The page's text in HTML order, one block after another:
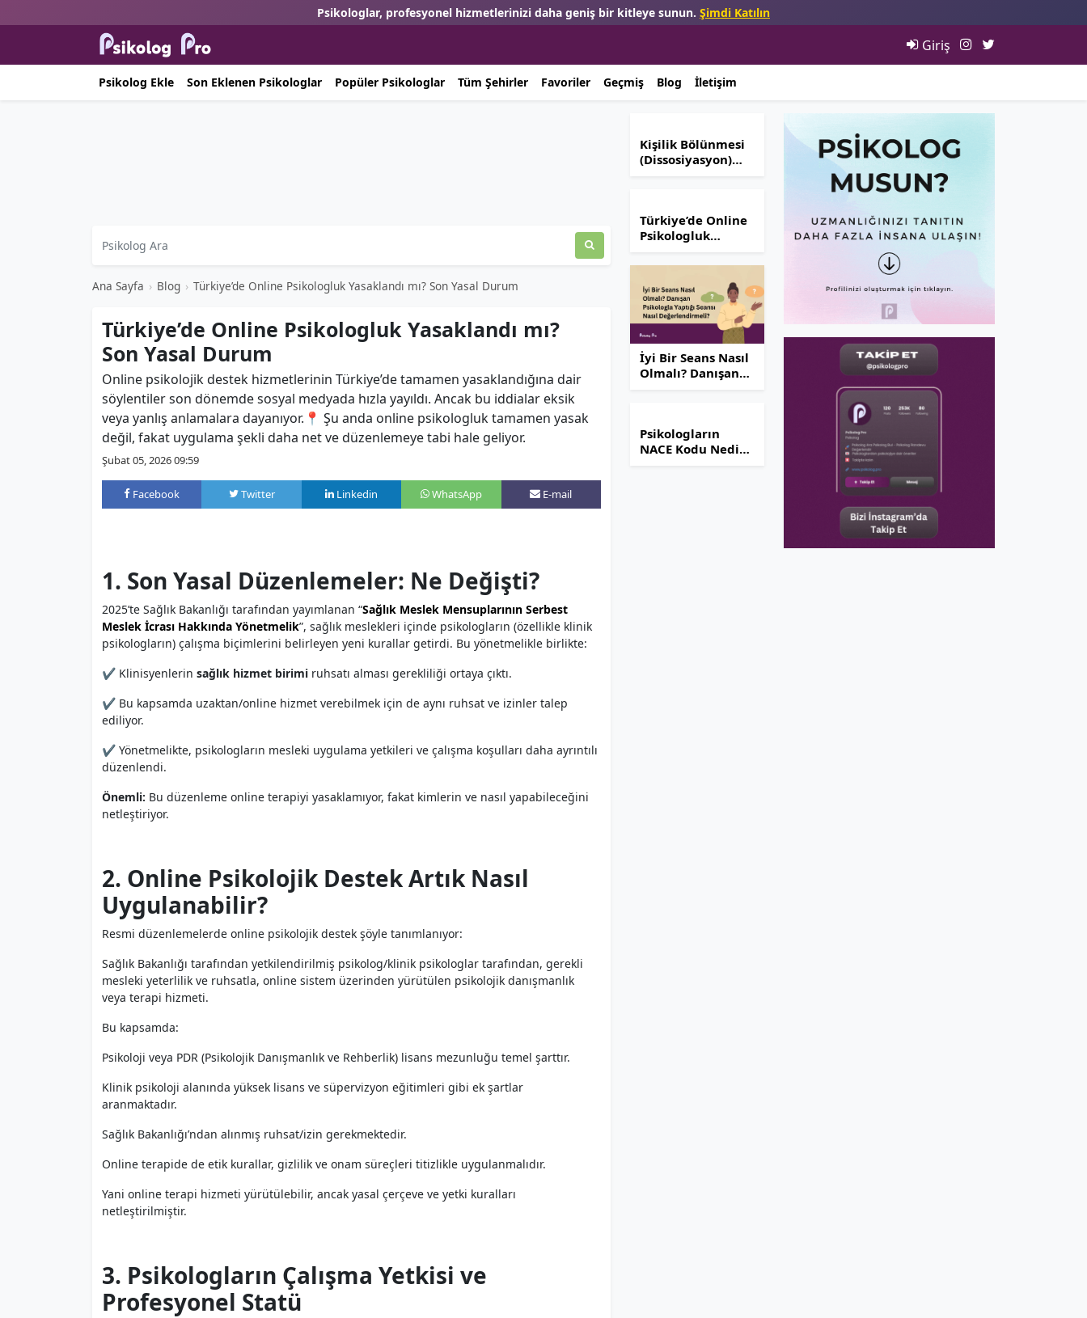
Psikologlar, profesyonel hizmetlerinizi daha geniş bir kitleye sunun. Şimdi Katılın
Giriş
Psikolog Ekle Son Eklenen Psikologlar Popüler Psikologlar Tüm Şehirler Favoriler Geçmiş Blog İletişim
Ana Sayfa › Blog › Türkiye’de Online Psikologluk Yasaklandı mı? Son Yasal Durum
Türkiye’de Online Psikologluk Yasaklandı mı?
Son Yasal Durum
Online psikolojik destek hizmetlerinin Türkiye’de tamamen yasaklandığına dair
söylentiler son dönemde sosyal medyada hızla yayıldı. Ancak bu iddialar eksik
veya yanlış anlamalara dayanıyor.📍 Şu anda online psikologluk tamamen yasak
değil, fakat uygulama şekli daha net ve düzenlemeye tabi hale geliyor.
Şubat 05, 2026 09:59
Facebook Twitter Linkedin WhatsApp E-mail
1. Son Yasal Düzenlemeler: Ne Değişti?
2025’te Sağlık Bakanlığı tarafından yayımlanan “Sağlık Meslek Mensuplarının Serbest
Meslek İcrası Hakkında Yönetmelik”, sağlık meslekleri içinde psikologların (özellikle klinik
psikologların) çalışma biçimlerini belirleyen yeni kurallar getirdi. Bu yönetmelikle birlikte:
✔ Klinisyenlerin sağlık hizmet birimi ruhsatı alması gerekliliği ortaya çıktı.
✔ Bu kapsamda uzaktan/online hizmet verebilmek için de aynı ruhsat ve izinler talep
ediliyor.
✔ Yönetmelikte, psikologların mesleki uygulama yetkileri ve çalışma koşulları daha ayrıntılı
düzenlendi.
Önemli: Bu düzenleme online terapiyi yasaklamıyor, fakat kimlerin ve nasıl yapabileceğini
netleştiriyor.
2. Online Psikolojik Destek Artık Nasıl
Uygulanabilir?
Resmi düzenlemelerde online psikolojik destek şöyle tanımlanıyor:
Sağlık Bakanlığı tarafından yetkilendirilmiş psikolog/klinik psikologlar tarafından, gerekli
mesleki yeterlilik ve ruhsatla, online sistem üzerinden yürütülen psikolojik danışmanlık
veya terapi hizmeti.
Bu kapsamda:
Psikoloji veya PDR (Psikolojik Danışmanlık ve Rehberlik) lisans mezunluğu temel şarttır.
Klinik psikoloji alanında yüksek lisans ve süpervizyon eğitimleri gibi ek şartlar
aranmaktadır.
Sağlık Bakanlığı’ndan alınmış ruhsat/izin gerekmektedir.
Online terapide de etik kurallar, gizlilik ve onam süreçleri titizlikle uygulanmalıdır.
Yani online terapi hizmeti yürütülebilir, ancak yasal çerçeve ve yetki kuralları
netleştirilmiştir.
3. Psikologların Çalışma Yetkisi ve
Profesyonel Statü
Kişilik Bölünmesi
(Dissosiyasyon)
Türkiye’de Online
Psikologluk
Son Yasal Durum
İyi Bir Seans Nasıl
Olmalı? Danışan
Psikologların
NACE Kodu Nedir?